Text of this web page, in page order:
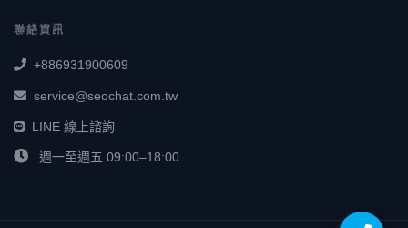
聯絡資訊
+886931900609
service@seochat.com.tw
LINE 線上諮詢
週一至週五 09:00–18:00